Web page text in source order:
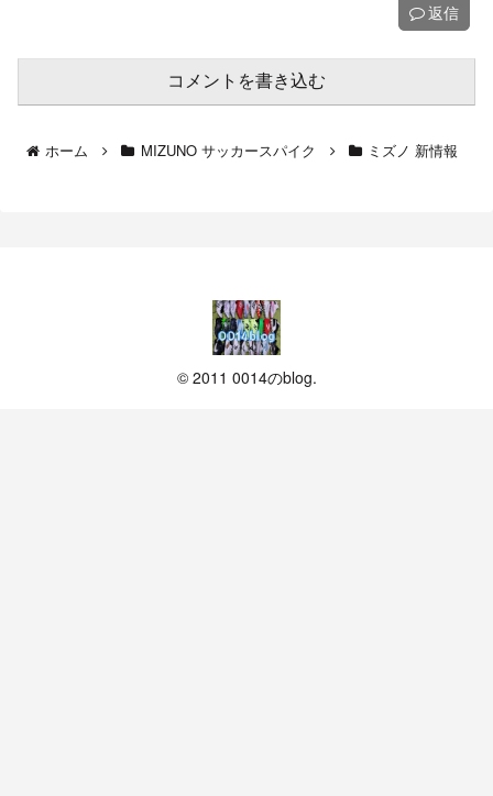
返信
コメントを書き込む
ホーム MIZUNO サッカースパイク ミズノ 新情報
© 2011 0014のblog.